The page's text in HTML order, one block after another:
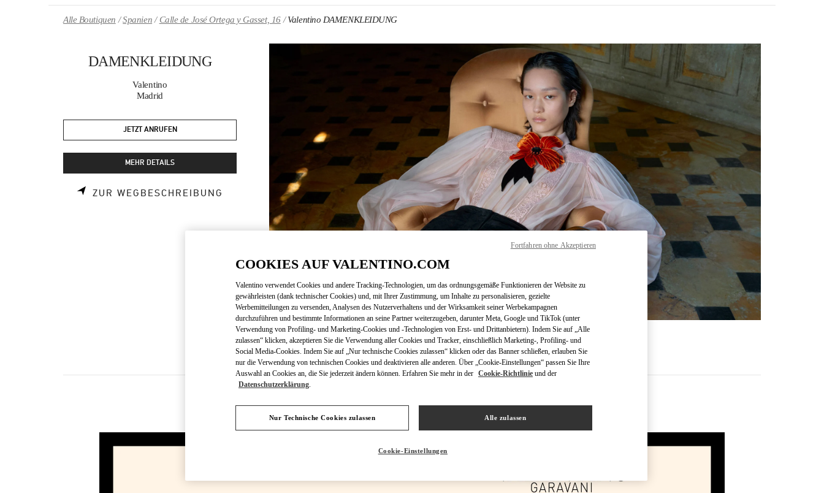
Alle Boutiquen Spanien Calle de José Ortega y Gasset, 16 Valentino DAMENKLEIDUNG
DAMENKLEIDUNG
Valentino
Madrid
JETZT ANRUFEN
MEHR DETAILS
ZUR WEGBESCHREIBUNG LINK OPENS IN NEW TAB
ENTDECKEN SIE MEHR
Link Opens in New Tab
NEUHEITEN
COOKIES AUF VALENTINO.COM
Valentino verwendet Cookies und andere Tracking-Technologien, um das ordnungsgemäße Funktionieren der Website zu
gewährleisten (dank technischer Cookies) und, mit Ihrer Zustimmung, um Inhalte zu personalisieren, gezielte
Werbemitteilungen zu versenden, Analysen des Nutzerverhaltens und der Wirksamkeit seiner Werbekampagnen
durchzuführen und bestimmte Informationen an seine Partner weiterzugeben, darunter Meta, Google und TikTok (unter
Verwendung von Profiling- und Marketing-Cookies und -Technologien von Erst- und Drittanbietern). Indem Sie auf „Alle
zulassen“ klicken, akzeptieren Sie die Verwendung aller Cookies und Tracker, einschließlich Marketing-, Profiling- und
Social Media-Cookies. Indem Sie auf „Nur technische Cookies zulassen“ klicken oder das Banner schließen, erlauben Sie
nur die Verwendung von technischen Cookies und deaktivieren alle anderen. Über „Cookie-Einstellungen“ passen Sie Ihre
Auswahl an Cookies an, die Sie jederzeit ändern können. Erfahren Sie mehr in der Cookie-Richtlinie und der
Datenschutzerklärung.
Nur Technische Cookies zulassen Alle zulassen
Cookie-Einstellungen
Fortfahren ohne Akzeptieren